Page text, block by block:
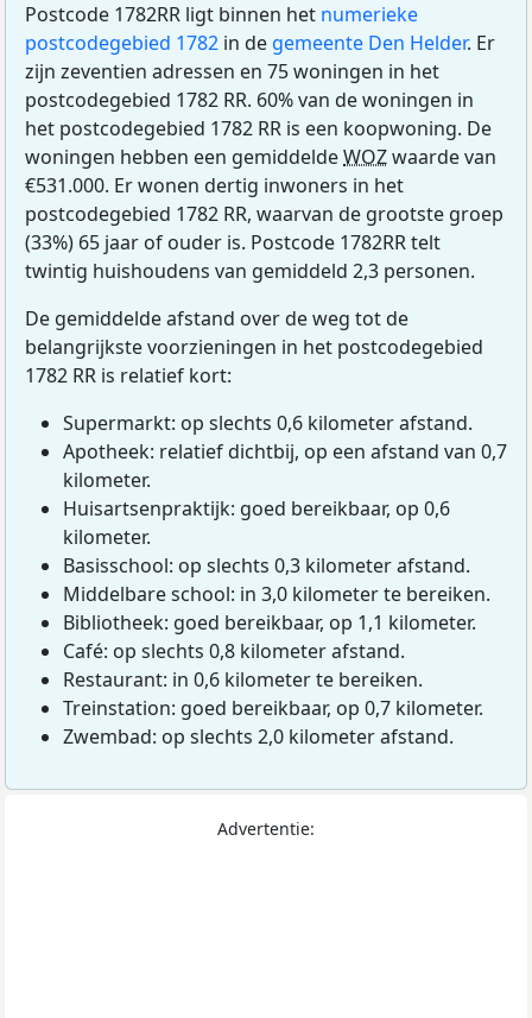
Postcode 1782RR ligt binnen het numerieke
postcodegebied 1782 in de gemeente Den Helder. Er
zijn zeventien adressen en 75 woningen in het
postcodegebied 1782 RR. 60% van de woningen in
het postcodegebied 1782 RR is een koopwoning. De
woningen hebben een gemiddeldeWOZwaarde van
€531.000. Er wonen dertig inwoners in het
postcodegebied 1782 RR, waarvan de grootste groep
(33%) 65 jaar of ouder is. Postcode 1782RR telt
twintig huishoudens van gemiddeld 2,3 personen.
De gemiddelde afstand over de weg tot de
belangrijkste voorzieningen in het postcodegebied
1782 RR is relatief kort:
Supermarkt: op slechts 0,6 kilometer afstand.
Apotheek: relatief dichtbij, op een afstand van 0,7
kilometer.
Huisartsenpraktijk: goed bereikbaar, op 0,6
kilometer.
Basisschool: op slechts 0,3 kilometer afstand.
Middelbare school: in 3,0 kilometer te bereiken.
Bibliotheek: goed bereikbaar, op 1,1 kilometer.
Café: op slechts 0,8 kilometer afstand.
Restaurant: in 0,6 kilometer te bereiken.
Treinstation: goed bereikbaar, op 0,7 kilometer.
Zwembad: op slechts 2,0 kilometer afstand.
Advertentie: